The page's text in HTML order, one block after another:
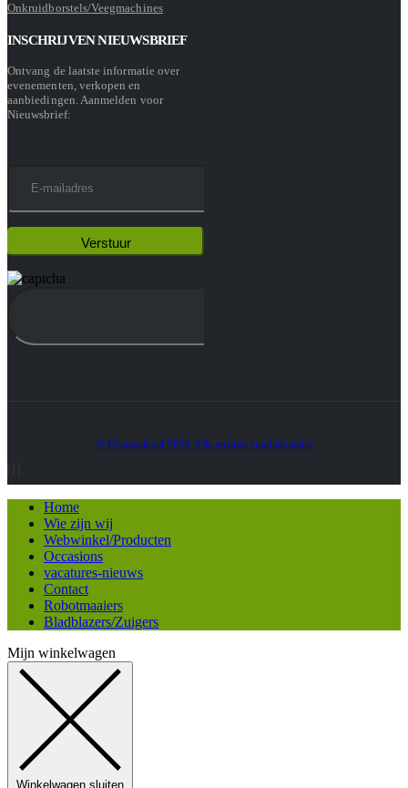
Onkruidborstels/Veegmachines
INSCHRIJVEN NIEUWSBRIEF
Ontvang de laatste informatie over
evenementen, verkopen en
aanbiedingen. Aanmelden voor
Nieuwsbrief:
© Heatmedia.nl 2024. Alle rechten voorbehouden
Home
Wie zijn wij
Webwinkel/Producten
Occasions
vacatures-nieuws
Contact
Robotmaaiers
Bladblazers/Zuigers
Mijn winkelwagen
Winkelwagen sluiten